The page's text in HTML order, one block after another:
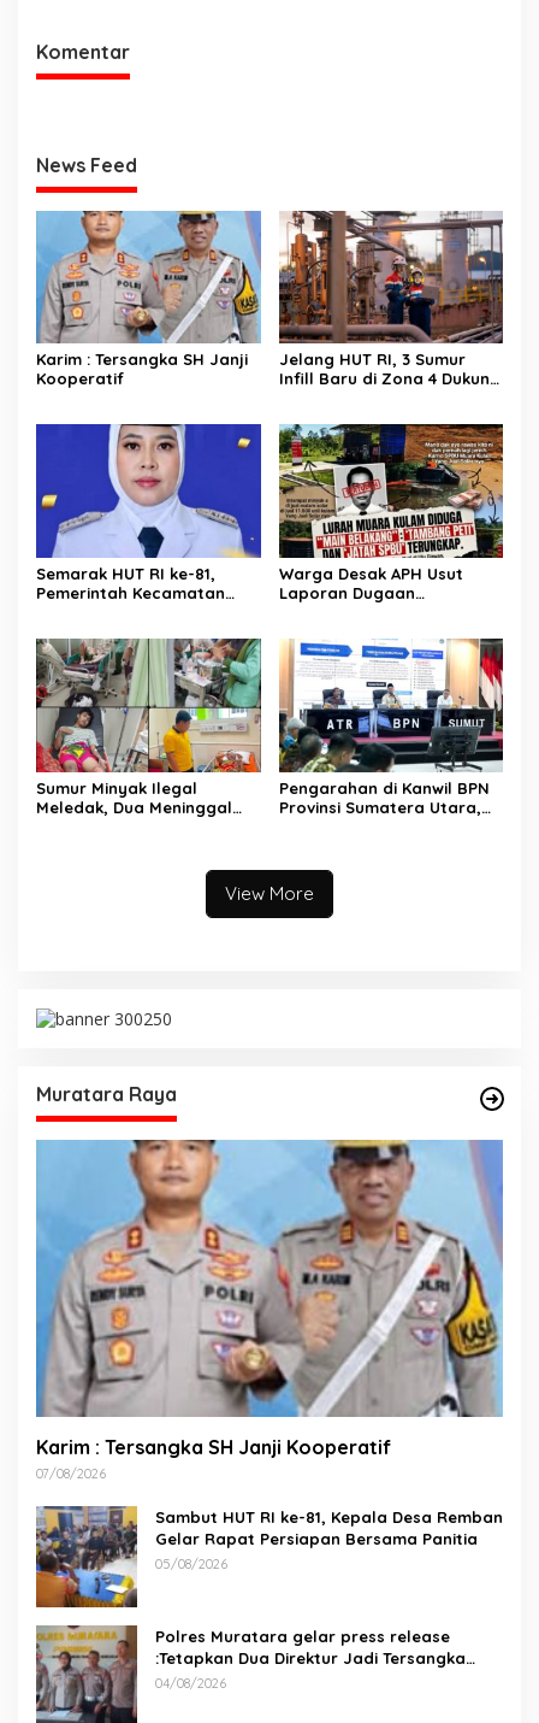
Komentar
News Feed
Karim : Tersangka SH Janji
Kooperatif
Jelang HUT RI, 3 Sumur
Infill Baru di Zona 4 Dukung
Semarak HUT RI ke-81,
Pemerintah Kecamatan
Warga Desak APH Usut
Laporan Dugaan
Sumur Minyak Ilegal
Meledak, Dua Meninggal
Pengarahan di Kanwil BPN
Provinsi Sumatera Utara,
Masyarakat
View More
Muratara Raya
Karim : Tersangka SH Janji Kooperatif
07/08/2026
Sambut HUT RI ke-81, Kepala Desa Remban
Gelar Rapat Persiapan Bersama Panitia
05/08/2026
Polres Muratara gelar press release
:Tetapkan Dua Direktur Jadi Tersangka
Kecelakaan Maut antara Bus ALS dan
04/08/2026